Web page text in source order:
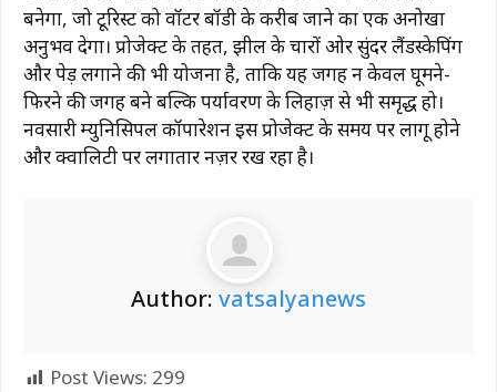
बनेगा, जो टूरिस्ट को वॉटर बॉडी के करीब जाने का एक अनोखा
अनुभव देगा। प्रोजेक्ट के तहत, झील के चारों ओर सुंदर लैंडस्केपिंग
और पेड़ लगाने की भी योजना है, ताकि यह जगह न केवल घूमने-
फिरने की जगह बने बल्कि पर्यावरण के लिहाज़ से भी समृद्ध हो।
नवसारी म्युनिसिपल कॉर्पोरेशन इस प्रोजेक्ट के समय पर लागू होने
और क्वालिटी पर लगातार नज़र रख रहा है।
Author: vatsalyanews
Post Views: 299